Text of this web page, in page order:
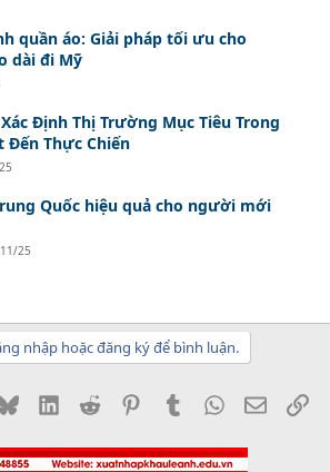
quần áo: Giải pháp tối ưu cho
dài đi Mỹ
Định Thị Trường Mục Tiêu Trong
Đến Thực Chiến
Quốc hiệu quả cho người mới
25
nhập hoặc đăng ký để bình luận.
BlueskyLinkedInReddit PinterestTumblrWhatsApp
Email